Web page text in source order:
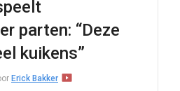
parten: “Deze
kuikens”
Erick Bakker